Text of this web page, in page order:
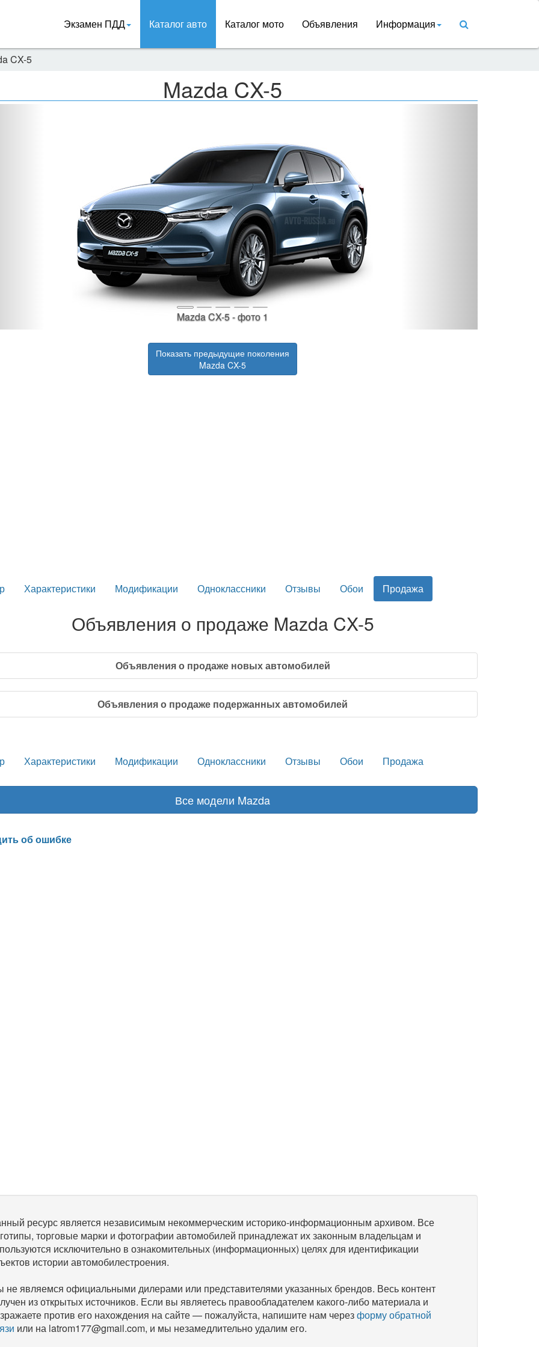
Экзамен ПДД Каталог авто Каталог мото Объявления Информация
CX-5
Mazda CX-5
Mazda CX-5 - фото 1
Показать предыдущие поколения
Mazda CX-5
Характеристики Модификации Одноклассники Отзывы Обои Продажа
Объявления о продаже Mazda CX-5
Объявления о продаже новых автомобилей
Объявления о продаже подержанных автомобилей
Характеристики Модификации Одноклассники Отзывы Обои Продажа
Все модели Mazda
об ошибке
ресурс является независимым некоммерческим историко-информационным архивом. Все
торговые марки и фотографии автомобилей принадлежат их законным владельцам и
исключительно в ознакомительных (информационных) целях для идентификации
истории автомобилестроения.
не являемся официальными дилерами или представителями указанных брендов. Весь контент
из открытых источников. Если вы являетесь правообладателем какого-либо материала и
против его нахождения на сайте — пожалуйста, напишите нам черезформу обратной
или на latrom177@gmail.com, и мы незамедлительно удалим его.